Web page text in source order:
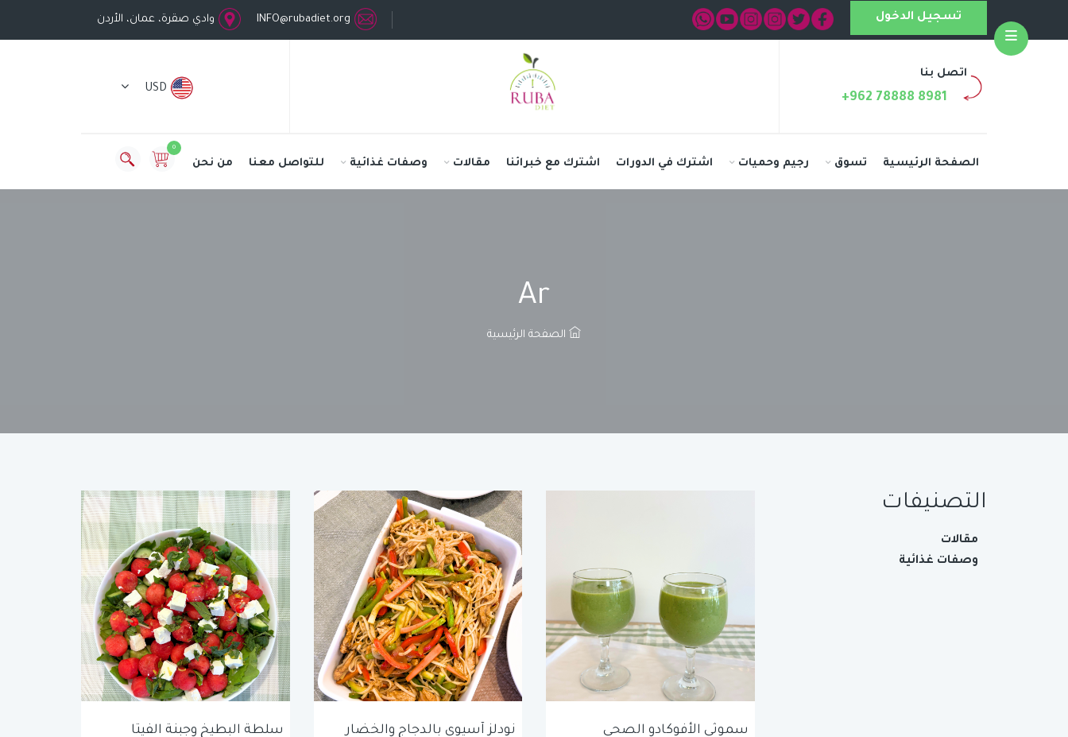
INFO@rubadiet.org وادي صقرة، عمان، الأردن تسجيل الدخول
اتصل بنا
+962 78888 8981
USD
0
الصفحة الرئيسية تسوق رجيم وحميات اشترك في الدورات اشترك مع خبرائنا مقالات وصفات غذائية للتواصل معنا من نحن
Ar
الصفحة الرئيسية
التصنيفات
مقالات
وصفات غذائية
سموثي الأفوكادو الصحي نودلز آسيوي بالدجاج والخضار سلطة البطيخ وجبنة الفيتا